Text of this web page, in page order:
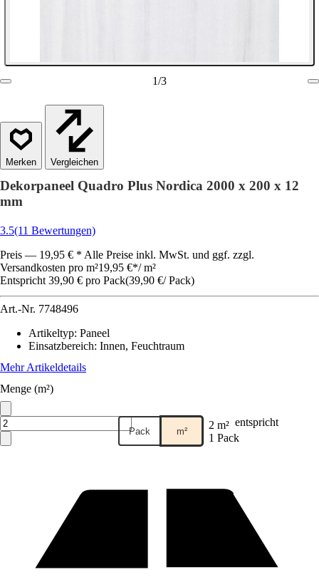
1/3
Vergleichen
Dekorpaneel Quadro Plus Nordica 2000 x 200 x 12
mm
3.5(11 Bewertungen)
Preis — 19,95 € * Alle Preise inkl. MwSt. und ggf. zzgl.
Versandkosten pro m²19,95 €*/ m²
Entspricht 39,90 € pro Pack(39,90 €/ Pack)
Art.-Nr. 7748496
Artikeltyp: Paneel
Einsatzbereich: Innen, Feuchtraum
Mehr Artikeldetails
Menge (m²)
Pack m² 2 m² entspricht
1 Pack